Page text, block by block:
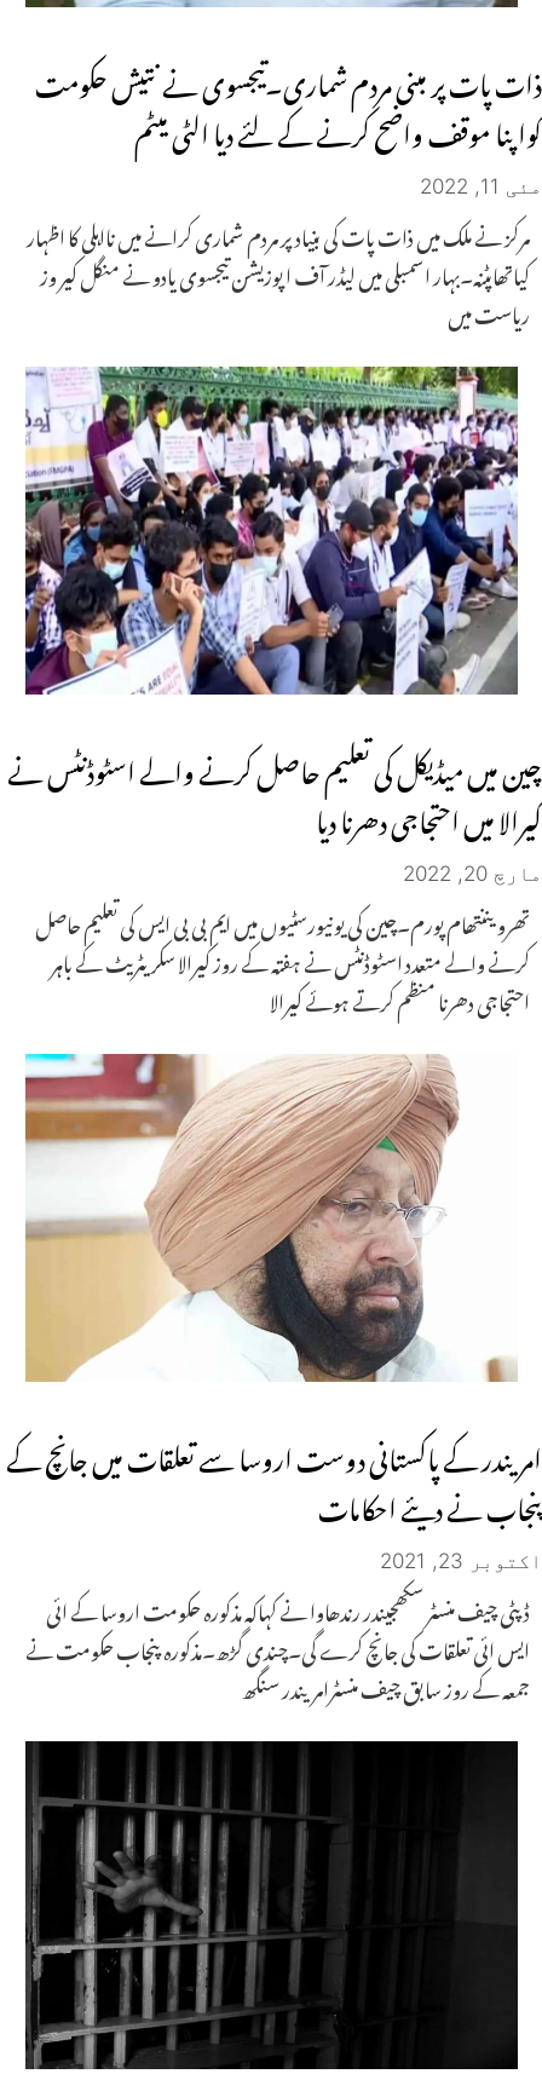
ذات پات پر مبنی مردم شماری۔تیجسوی نے نتیش حکومت
کواپنا موقف واضح کرنے کے لئے دیا الٹی میٹم
مئی 11, 2022
مرکز نے ملک میں ذات پات کی بنیاد پر مردم شماری کرانے میں نااہلی کا اظہار
کیاتھاپٹنہ۔بہار اسمبلی میں لیڈر آف اپوزیشن تیجسوی یادو نے منگل کیر وز
ریاست میں
چین میں میڈیکل کی تعلیم حاصل کرنے والے اسٹوڈنٹس نے
کیرالا میں احتجاجی دھرنا دیا
مارچ 20, 2022
تھرویننتھام پورم۔چین کی یونیورسٹیوں میں ایم بی بی ایس کی تعلیم حاصل
کرنے والے متعدد اسٹوڈنٹس نے ہفتہ کے روز کیرالا سکریٹریٹ کے باہر
احتجاجی دھرنا منظم کرتے ہوئے کیرالا
امریندر کے پاکستانی دوست اروسا سے تعلقات میں جانچ کے
پنجاب نے دیئے احکامات
اکتوبر 23, 2021
ڈپٹی چیف منسٹر سکھجیندر رندھاوا نے کہاکہ مذکورہ حکومت اروسا کے ائی
ایس ائی تعلقات کی جانچ کرے گی۔چندی گڑھ۔مذکورہ پنجاب حکومت نے
جمعہ کے روز سابق چیف منسٹرامریندر سنگھ